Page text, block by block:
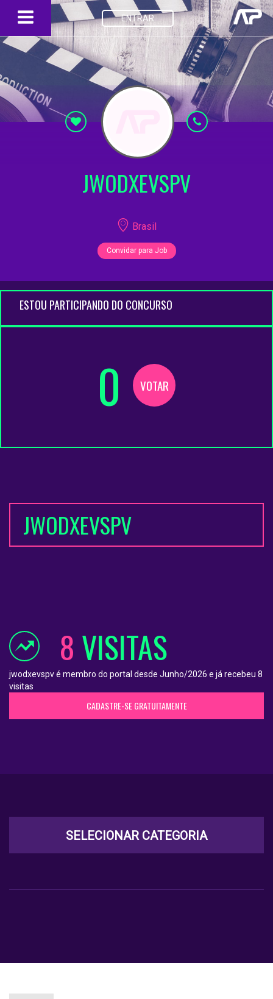
ENTRAR
JWODXEVSPV
Brasil
Convidar para Job
ESTOU PARTICIPANDO DO CONCURSO
0 VOTAR
JWODXEVSPV
8 VISITAS
jwodxevspv é membro do portal desde Junho/2026 e já recebeu 8
visitas
CADASTRE-SE GRATUITAMENTE
SELECIONAR CATEGORIA